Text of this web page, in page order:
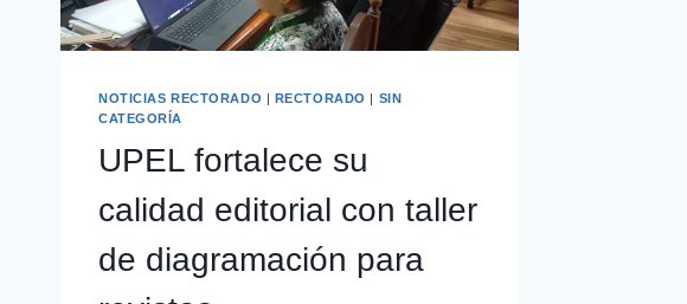
NOTICIAS RECTORADO RECTORADO
SIN
CATEGORÍA
UPEL fortalece su
calidad editorial con taller
de diagramación para